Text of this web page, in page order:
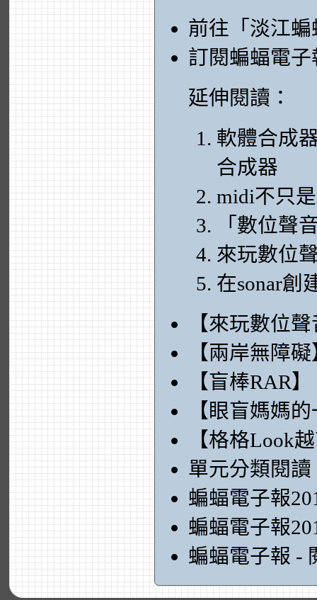
前往「淡江
訂閱蝙蝠電子
延伸閱讀：
軟體合成
合成器
midi不只
「數位聲
來玩數位
在sonar創
【來玩數位
【兩岸無障
【盲棒RAR】
【眼盲媽媽
【格格Look
單元分類閱讀
蝙蝠電子報
蝙蝠電子報
蝙蝠電子報 -